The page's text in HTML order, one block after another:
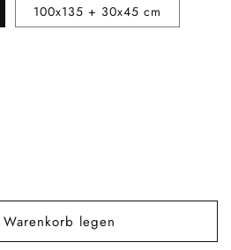
100x135 + 30x45 cm
legen